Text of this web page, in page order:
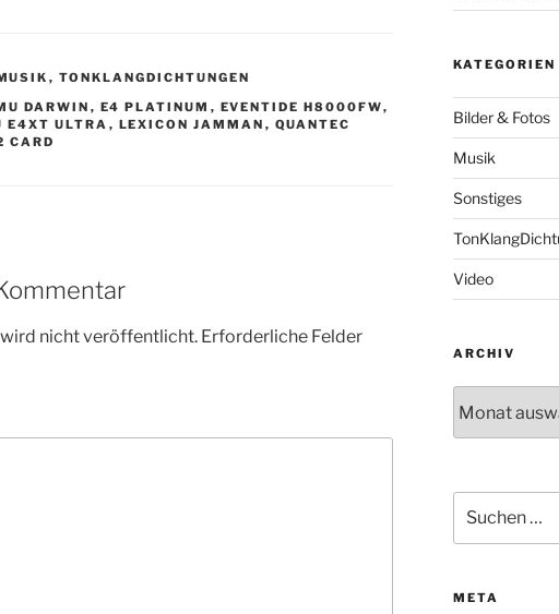
, TONKLANGDICHTUNGEN
DARWIN , E4 PLATINUM , EVENTIDE H8000FW,
E4XT ULTRA , LEXICON JAMMAN , QUANTEC
CARD
nicht veröffentlicht. Erforderliche Felder
KATEGORIEN
Bilder & Fotos
Musik
Sonstiges
Video
ARCHIV
nach:
META